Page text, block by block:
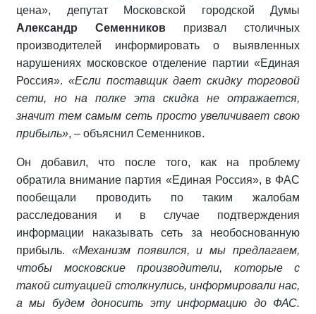
цена», депутат Московской городской Думы
Александр Семенников призвал столичных
производителей информировать о выявленных
нарушениях московское отделение партии «Единая
Россия». «Если поставщик дает скидку торговой
сети, но на полке эта скидка не отражается,
значит тем самым сеть просто увеличивает свою
прибыль», – объяснил Семенников.
Он добавил, что после того, как на проблему
обратила внимание партия «Единая Россия», в ФАС
пообещали проводить по таким жалобам
расследования и в случае подтверждения
информации наказывать сеть за необоснованную
прибыль. «Механизм появился, и мы предлагаем,
чтобы московские производители, которые с
такой ситуацией столкнулись, информировали нас,
а мы будем доносить эту информацию до ФАС.